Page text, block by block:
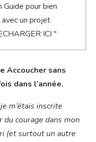
pour bien
un projet
ICI "
Accoucher sans
dans l’année.
m’étais inscrite
courage dans mon
(et surtout un autre